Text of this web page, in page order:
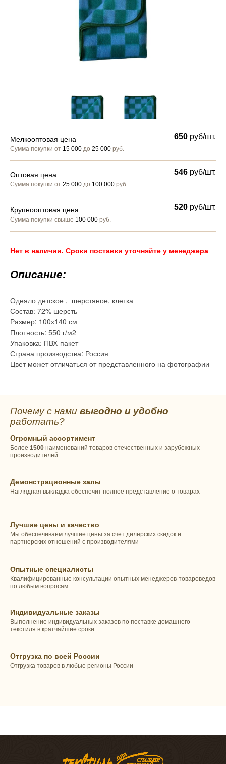
Мелкооптовая цена
Сумма покупки от 15 000 до 25 000 руб.
650 руб/шт.
Оптовая цена
Сумма покупки от 25 000 до 100 000 руб.
546 руб/шт.
Крупнооптовая цена
Сумма покупки свыше 100 000 руб.
520 руб/шт.
Нет в наличии. Сроки поставки уточняйте у менеджера
Описание:
Одеяло детское , шерстяное, клетка
Состав: 72% шерсть
Размер: 100х140 см
Плотность: 550 г/м2
Упаковка: ПВХ-пакет
Страна производства: Россия
Цвет может отличаться от представленного на фотографии
Почему с нами выгодно и удобно
работать?
Огромный ассортимент
Более 1500 наименований товаров отечественных и зарубежных
производителей
Демонстрационные залы
Наглядная выкладка обеспечит полное представление о товарах
Лучшие цены и качество
Мы обеспечиваем лучшие цены за счет дилерских скидок и
партнерских отношений с производителями
Опытные специалисты
Квалифицированные консультации опытных менеджеров-товароведов
по любым вопросам
Индивидуальные заказы
Выполнение индивидуальных заказов по поставке домашнего
текстиля в кратчайшие сроки
Отгрузка по всей России
Отгрузка товаров в любые регионы России